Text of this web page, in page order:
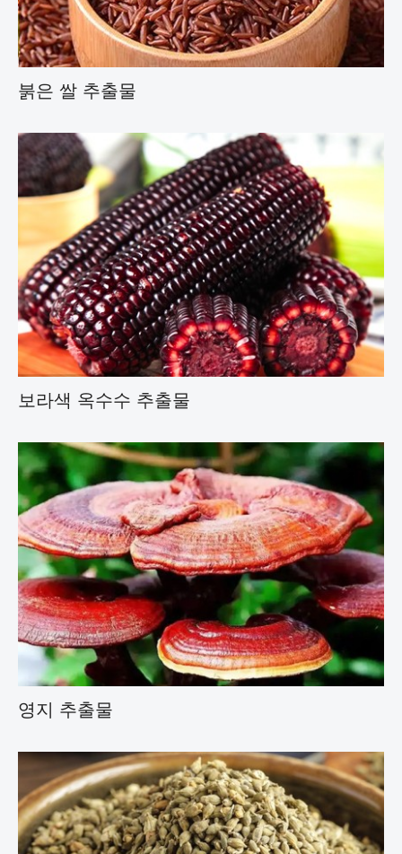
붉은 쌀 추출물
보라색 옥수수 추출물
영지 추출물